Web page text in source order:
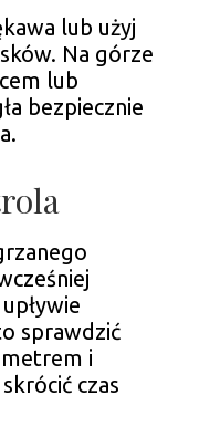
lub użyj
Na górze
lub
bezpiecznie
sprawdzić
i
czas